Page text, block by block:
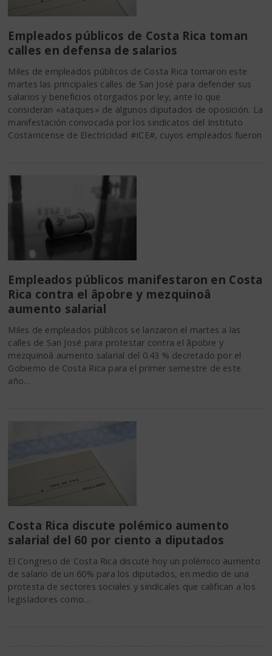
Empleados públicos de Costa Rica toman
calles en defensa de salarios
Miles de empleados públicos de Costa Rica tomaron este
martes las principales calles de San José para defender sus
salarios y beneficios otorgados por ley, ante lo que
consideran «ataques» de algunos diputados de oposición. La
manifestación convocada por los sindicatos del Instituto
Costarricense de Electricidad #ICE#, cuyos empleados fueron
Empleados públicos manifestaron en Costa
Rica contra el âpobre y mezquinoâ
aumento salarial
Miles de empleados públicos se lanzaron el martes a las
calles de San José para protestar contra el âpobre y
mezquinoâ aumento salarial del 0.43 % decretado por el
Gobierno de Costa Rica para el primer semestre de este
año…
Costa Rica discute polémico aumento
salarial del 60 por ciento a diputados
El Congreso de Costa Rica discute hoy un polémico aumento
de salario de un 60% para los diputados, en medio de una
protesta de sectores sociales y sindicales que califican a los
legisladores como…